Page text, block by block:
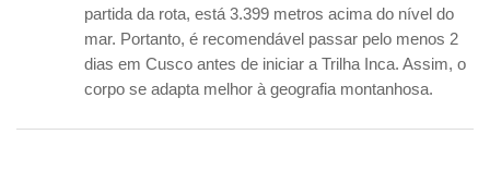
partida da rota, está 3.399 metros acima do nível do
mar. Portanto, é recomendável passar pelo menos 2
dias em Cusco antes de iniciar a Trilha Inca. Assim, o
corpo se adapta melhor à geografia montanhosa.